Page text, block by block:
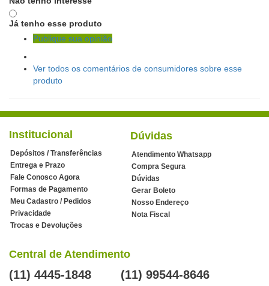
Já tenho esse produto
Publique sua opinião
Ver todos os comentários de consumidores sobre esse
produto
Institucional
Depósitos / Transferências
Entrega e Prazo
Fale Conosco Agora
Formas de Pagamento
Meu Cadastro / Pedidos
Privacidade
Trocas e Devoluções
Dúvidas
Atendimento Whatsapp
Compra Segura
Dúvidas
Gerar Boleto
Nosso Endereço
Nota Fiscal
Central de Atendimento
(11) 4445-1848 (11) 99544-8646